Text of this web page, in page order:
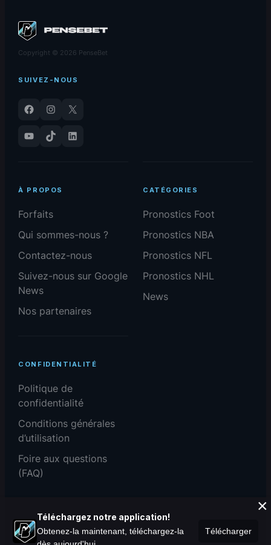
Copyright © 2026 PenseBet
SUIVEZ-NOUS
Facebook Instagram
X
YouTube
TikTok LinkedIn
À PROPOS
Forfaits
Qui sommes-nous ?
Contactez-nous
Suivez-nous sur Google
News
Nos partenaires
CATÉGORIES
Pronostics Foot
Pronostics NBA
Pronostics NFL
Pronostics NHL
News
CONFIDENTIALITÉ
Politique de
confidentialité
Conditions générales
d’utilisation
Foire aux questions
(FAQ)
Téléchargez notre application!
Obtenez-la maintenant, téléchargez-la
Télécharger
×